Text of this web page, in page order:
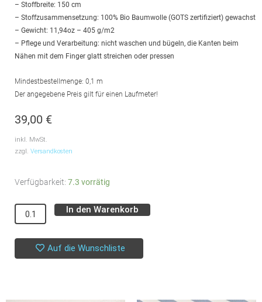
– Stoffbreite: 150 cm
– Stoffzusammensetzung: 100% Bio Baumwolle (GOTS zertifiziert) gewachst
– Gewicht: 11,94oz – 405 g/m2
– Pflege und Verarbeitung: nicht waschen und bügeln, die Kanten beim
Nähen mit dem Finger glatt streichen oder pressen
Mindestbestellmenge: 0,1 m
Der angegebene Preis gilt für einen Laufmeter!
39,00 €
inkl. MwSt.
zzgl. Versandkosten
Verfügbarkeit: 7.3 vorrätig
Organic
Merchant
&
Mills
Menge
In den Warenkorb
Auf die Wunschliste